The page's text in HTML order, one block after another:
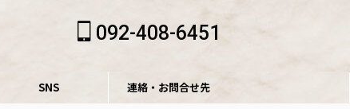
092-408-6451
SNS 連絡・お問合せ先